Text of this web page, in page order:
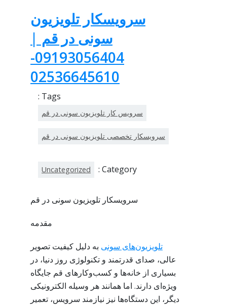
سرویسکار تلویزیون
سونی در قم |
09193056404-
02536645610
Tags :
سرویس کار تلویزیون سونی در قم
سرویسکار تخصصی تلویزیون سونی در قم
Category :
Uncategorized
سرویسکار تلویزیون سونی در قم
مقدمه
تلویزیون‌های سونی به دلیل کیفیت تصویر
عالی، صدای قدرتمند و تکنولوژی روز دنیا، در
بسیاری از خانه‌ها و کسب‌وکارهای قم جایگاه
ویژه‌ای دارند. اما همانند هر وسیله الکترونیکی
دیگر، این دستگاه‌ها نیز نیازمند سرویس، تعمیر